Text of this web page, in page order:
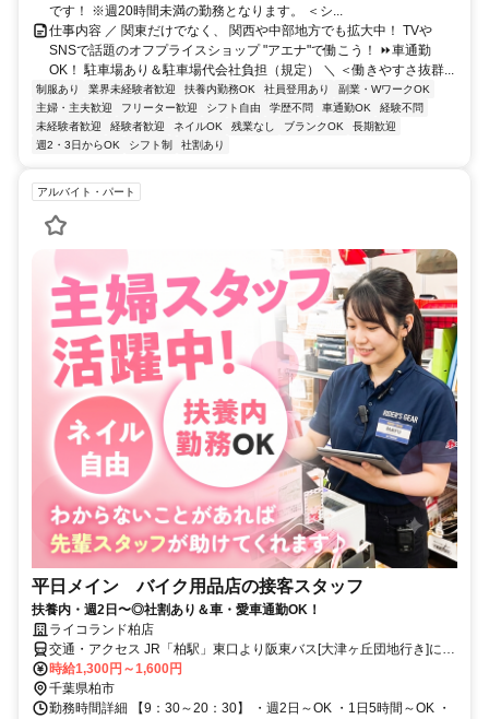
です！ ※週20時間未満の勤務となります。 ＜シ...
仕事内容 ／ 関東だけでなく、 関西や中部地方でも拡大中！ TVや
SNSで話題のオフプライスショップ "アエナ"で働こう！ ⏩車通勤
OK！ 駐車場あり＆駐車場代会社負担（規定） ＼ ＜働きやすさ抜群...
制服あり 業界未経験者歓迎 扶養内勤務OK 社員登用あり
副業・WワークOK
主婦・主夫歓迎
フリーター歓迎 シフト自由 学歴不問 車通勤OK
経験不問
未経験者歓迎
経験者歓迎 ネイルOK 残業なし ブランクOK
長期歓迎
週2・3日からOK
シフト制 社割あり
アルバイト・パート
平日メイン バイク用品店の接客スタッフ
扶養内・週2日〜◎社割あり＆車・愛車通勤OK！
ライコランド柏店
交通・アクセス JR「柏駅」東口より阪東バス[大津ヶ丘団地行き]に乗
車、[大津ヶ丘2丁目バス停]下車徒歩5分。
時給1,300円～1,600円
千葉県柏市
勤務時間詳細 【9：30～20：30】 ・週2日～OK ・1日5時間～OK ・